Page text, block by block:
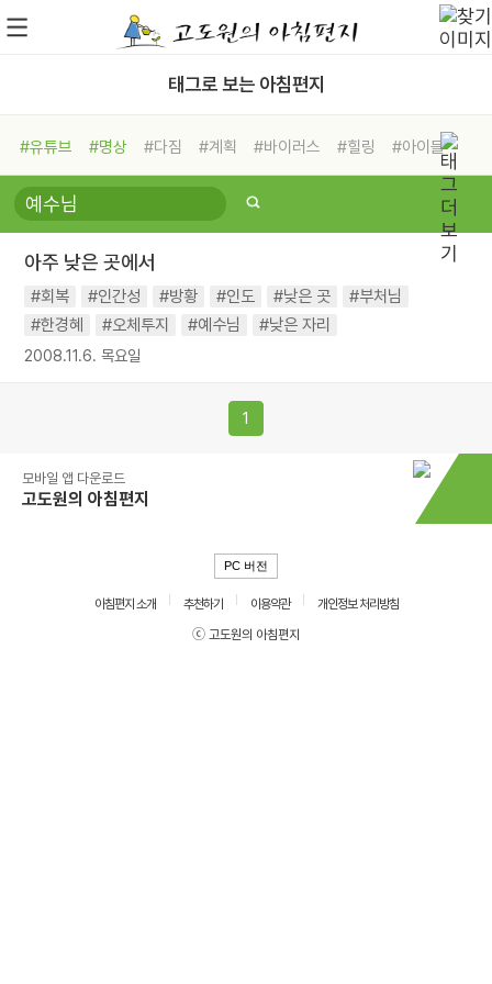
태그로 보는 아침편지
#유튜브 #명상 #다짐 #계획 #바이러스 #힐링
#아이들
#비전캠프
#독서캠프 #삶
#희망
#나눔 #친구 #링컨학교
#독서
#건강 #면역력
아주 낮은 곳에서
#회복 #인간성 #방황 #인도 #낮은 곳
#부처님
#한경혜
#오체투지 #예수님 #낮은 자리
2008.11.6. 목요일
1
모바일 앱 다운로드
고도원의 아침편지
PC 버전
아침편지 소개 추천하기 이용약관
개인정보 처리방침
ⓒ 고도원의 아침편지